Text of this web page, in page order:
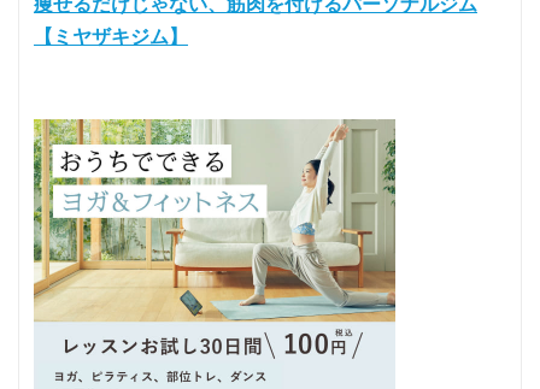
【ミヤザキジム】